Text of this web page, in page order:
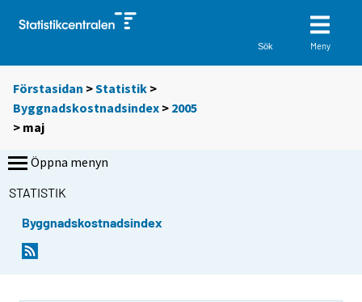
Sök Meny
Förstasidan >Statistik >
Byggnadskostnadsindex > 2005
> maj
Öppna menyn
STATISTIK
Byggnadskostnadsindex